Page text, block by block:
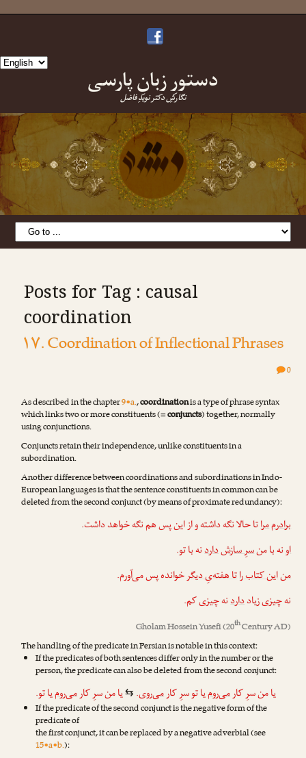
Choose
دستورِ زبانِ پارسی
نگارشِ دکتر نویدِ فاضل
Posts for Tag : causal
coordination
۱۷. Coordination of Inflectional Phrases
0
As described in the chapter9•a.,coordinationis a type of phrase syntax
which links two or more constituents (=conjuncts) together, normally
using conjunctions.
Conjuncts retain their independence, unlike constituents in a
subordination.
Another difference between coordinations and subordinations in Indo-
European languages is that the sentence constituents in common can be
deleted from the second conjunct (by means of proximate redundancy):
برادرممراتا حالا نگه داشته و از این پس هم نگه خواهد داشت.
اونه با منسرِ سازشداردنه با تو.
مناین کتاب راتا هفته‌یِ دیگرخوانده پس می‌آورم.
نه چیزی زیادداردنه چیزی کم.
Gholam Hossein Yusefi(20thCentury AD)
The handling of the predicate in Persian is notable in this context:
If the predicates of both sentences differ only in the number or the
person, the predicate can also be deleted from the second conjunct:
یا من سرِ کارمی‌رومیا تو سرِ کارمی‌روی.
⇆ یا من سرِ کارمی‌رومیا تو.
If the predicate of the second conjunct is the negative form of the
predicate of
the first conjunct, it can be replaced by a negative adverbial (see
15•a•b.):